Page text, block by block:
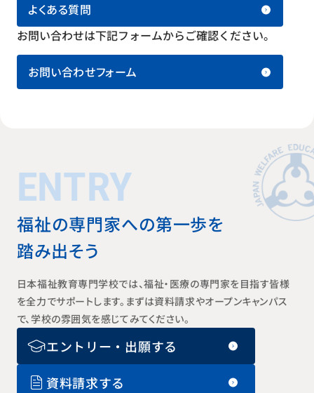
よくある質問
お問い合わせは下記フォームからご確認ください。
お問い合わせフォーム
ENTRY
福祉の専門家への第一歩を
踏み出そう
日本福祉教育専門学校では、福祉・医療の専門家を目指す皆様
を全力でサポートします。まずは資料請求やオープンキャンパス
で、学校の雰囲気を感じてみてください。
エントリー・出願する
資料請求する